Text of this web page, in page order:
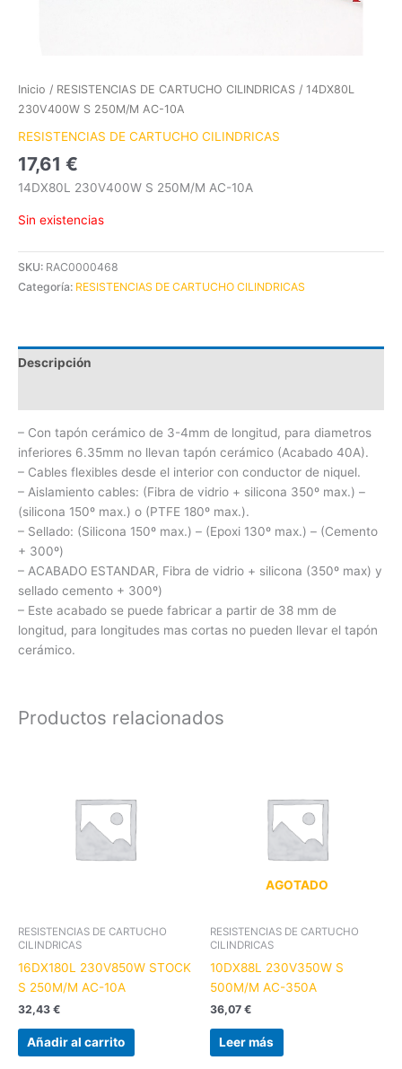
Inicio / RESISTENCIAS DE CARTUCHO CILINDRICAS / 14DX80L
230V400W S 250M/M AC-10A
RESISTENCIAS DE CARTUCHO CILINDRICAS
17,61 €
14DX80L 230V400W S 250M/M AC-10A
Sin existencias
SKU: RAC0000468
Categoría: RESISTENCIAS DE CARTUCHO CILINDRICAS
Descripción
– Con tapón cerámico de 3-4mm de longitud, para diametros
inferiores 6.35mm no llevan tapón cerámico (Acabado 40A).
– Cables flexibles desde el interior con conductor de niquel.
– Aislamiento cables: (Fibra de vidrio + silicona 350º max.) –
(silicona 150º max.) o (PTFE 180º max.).
– Sellado: (Silicona 150º max.) – (Epoxi 130º max.) – (Cemento
+ 300º)
– ACABADO ESTANDAR, Fibra de vidrio + silicona (350º max) y
sellado cemento + 300º)
– Este acabado se puede fabricar a partir de 38 mm de
longitud, para longitudes mas cortas no pueden llevar el tapón
cerámico.
Productos relacionados
RESISTENCIAS DE CARTUCHO
CILINDRICAS
16DX180L 230V850W STOCK
S 250M/M AC-10A
32,43 €
Añadir al carrito
AGOTADO
RESISTENCIAS DE CARTUCHO
CILINDRICAS
10DX88L 230V350W S
500M/M AC-350A
36,07 €
Leer más